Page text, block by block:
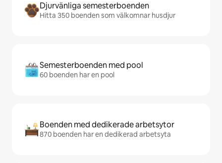
Djurvänliga semesterboenden
Hitta 350 boenden som välkomnar husdjur
Semesterboenden med pool
60 boenden har en pool
Boenden med dedikerade arbetsytor
870 boenden har en dedikerad arbetsyta